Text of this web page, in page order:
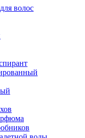
волос